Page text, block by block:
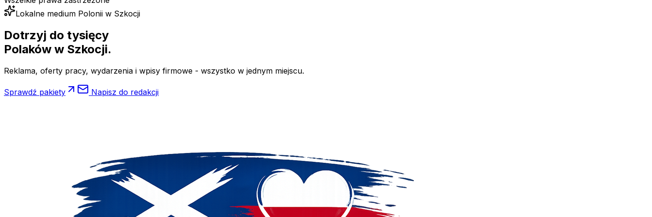
Lokalne medium Polonii w Szkocji
Dotrzyj do tysięcy
Polaków w Szkocji.
Reklama, oferty pracy, wydarzenia i wpisy firmowe - wszystko w jednym miejscu.
Sprawdź pakiety Napisz do redakcji